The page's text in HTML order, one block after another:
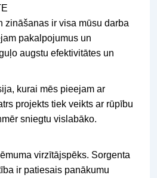
zināšanas ir visa mūsu darba
pakalpojumus un
augstu efektivitātes un
kurai mēs pieejam ar
projekts tiek veikts ar rūpību
sniegtu vislabāko.
virzītājspēks. Sorgenta
ir patiesais panākumu